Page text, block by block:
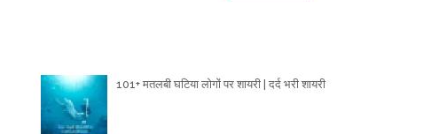
101+ मतलबी घटिया लोगों पर शायरी | दर्द भरी शायरी